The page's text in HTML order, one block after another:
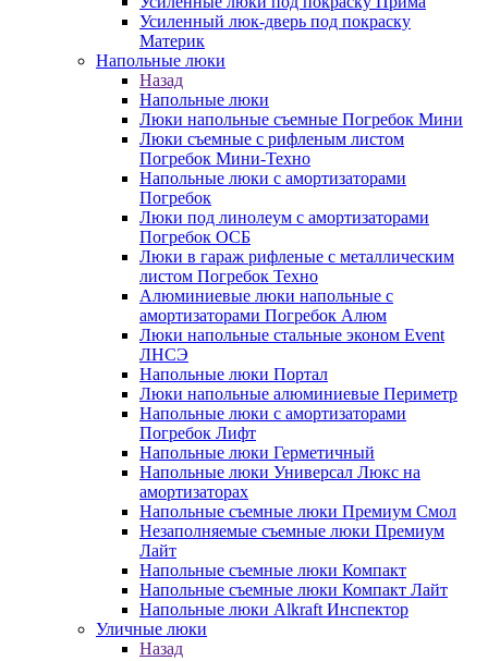
Усиленный люк-дверь под покраску
Материк
Напольные люки
Назад
Напольные люки
Люки напольные съемные Погребок Мини
Люки съемные с рифленым листом
Погребок Мини-Техно
Напольные люки с амортизаторами
Погребок
Люки под линолеум с амортизаторами
Погребок ОСБ
Люки в гараж рифленые с металлическим
листом Погребок Техно
Алюминиевые люки напольные с
амортизаторами Погребок Алюм
Люки напольные стальные эконом Event
ЛНСЭ
Напольные люки Портал
Люки напольные алюминиевые Периметр
Напольные люки с амортизаторами
Погребок Лифт
Напольные люки Герметичный
Напольные люки Универсал Люкс на
амортизаторах
Напольные съемные люки Премиум Смол
Незаполняемые съемные люки Премиум
Лайт
Напольные съемные люки Компакт
Напольные съемные люки Компакт Лайт
Напольные люки Alkraft Инспектор
Уличные люки
Назад